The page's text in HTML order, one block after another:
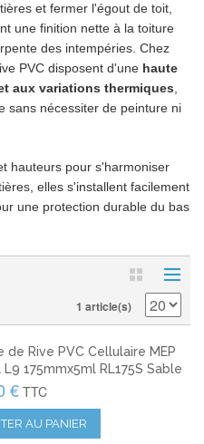
et fermer l'égout de toit,
une finition nette à la toiture
des intempéries. Chez
PVC disposent d'une haute
aux variations thermiques
sans nécessiter de peinture ni
hauteurs pour s'harmoniser
elles s'installent facilement
une protection durable du bas
1 article(s)
de Rive PVC Cellulaire MEP
L9 175mmx5ml RL175S Sable
€ TTC
AU PANIER